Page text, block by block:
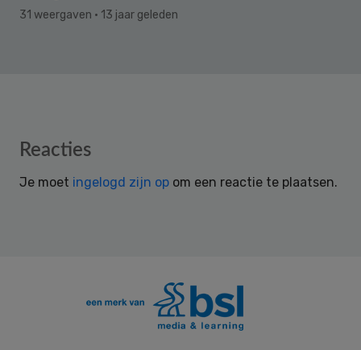
31 weergaven · 13 jaar geleden
Reader
Reacties
Je moet ingelogd zijn op om een reactie te plaatsen.